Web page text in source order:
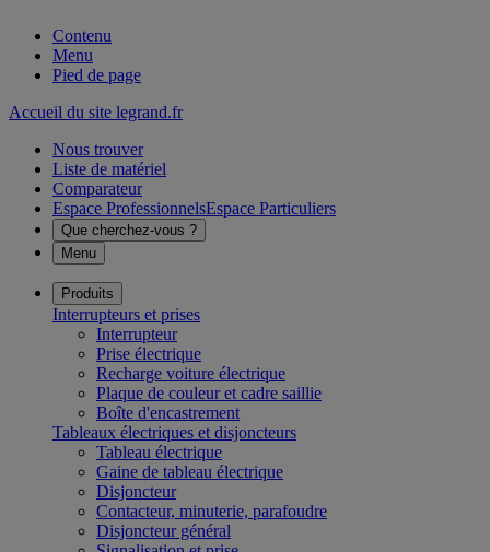
Contenu
Menu
Pied de page
Accueil du site legrand.fr
Nous trouver
Liste de matériel
Comparateur
Espace ProfessionnelsEspace Particuliers
Que cherchez-vous ?
Menu
Produits
Interrupteurs et prises
Interrupteur
Prise électrique
Recharge voiture électrique
Plaque de couleur et cadre saillie
Boîte d'encastrement
Tableaux électriques et disjoncteurs
Tableau électrique
Gaine de tableau électrique
Disjoncteur
Contacteur, minuterie, parafoudre
Disjoncteur général